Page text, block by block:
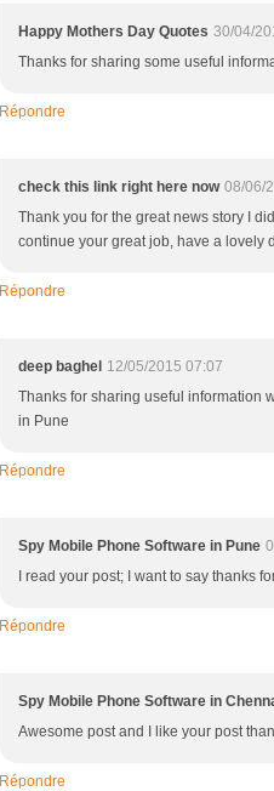
Happy Mothers Day Quotes 30/04/
Thanks for sharing some useful
Répondre
check this link right here now 08/06/
Thank you for the great news story I
continue your great job, have a lovely
Répondre
deep baghel 12/05/2015 07:07
Thanks for sharing useful information
in Pune
Répondre
Spy Mobile Phone Software in Pune
I read your post; I want to say thanks
Répondre
Spy Mobile Phone Software in
Awesome post and I like your post
Répondre